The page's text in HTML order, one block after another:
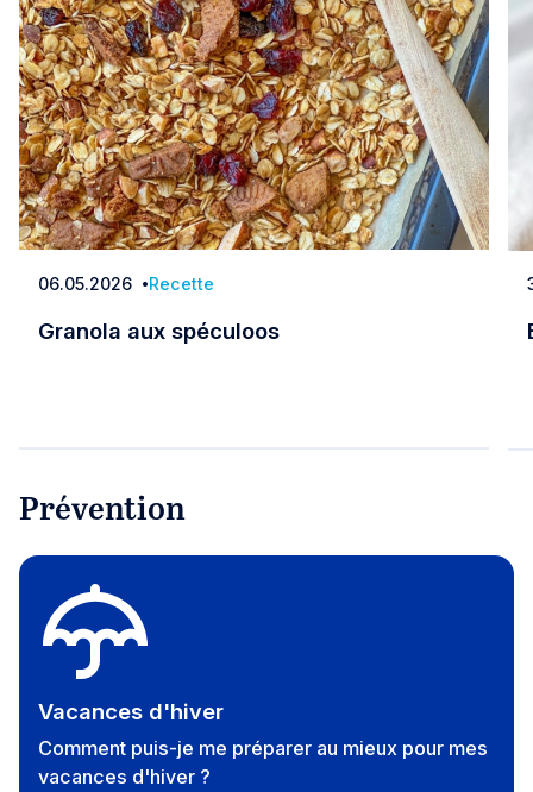
Date
06.05.2026 Recette
Granola aux spéculoos
Prévention
Vacances d'hiver
Comment puis-je me préparer au mieux pour mes
vacances d'hiver ?